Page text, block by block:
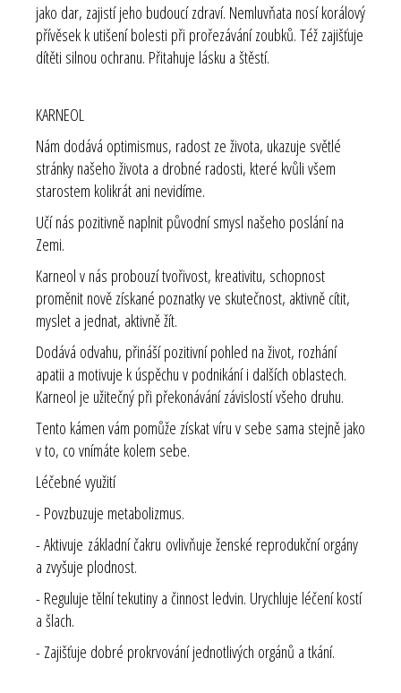
jako dar, zajistí jeho budoucí zdraví. Nemluvňata nosí korálový
přívěsek k utišení bolesti při prořezávání zoubků. Též zajišťuje
dítěti silnou ochranu. Přitahuje lásku a štěstí.
KARNEOL
Nám dodává optimismus, radost ze života, ukazuje světlé
stránky našeho života a drobné radosti, které kvůli všem
starostem kolikrát ani nevidíme.
Učí nás pozitivně naplnit původní smysl našeho poslání na
Zemi.
Karneol v nás probouzí tvořivost, kreativitu, schopnost
proměnit nově získané poznatky ve skutečnost, aktivně cítit,
myslet a jednat, aktivně žít.
Dodává odvahu, přináší pozitivní pohled na život, rozhání
apatii a motivuje k úspěchu v podnikání i dalších oblastech.
Karneol je užitečný při překonávání závislostí všeho druhu.
Tento kámen vám pomůže získat víru v sebe sama stejně jako
v to, co vnímáte kolem sebe.
Léčebné využití
- Povzbuzuje metabolizmus.
- Aktivuje základní čakru ovlivňuje ženské reprodukční orgány
a zvyšuje plodnost.
- Reguluje tělní tekutiny a činnost ledvin. Urychluje léčení kostí
a šlach.
- Zajišťuje dobré prokrvování jednotlivých orgánů a tkání.